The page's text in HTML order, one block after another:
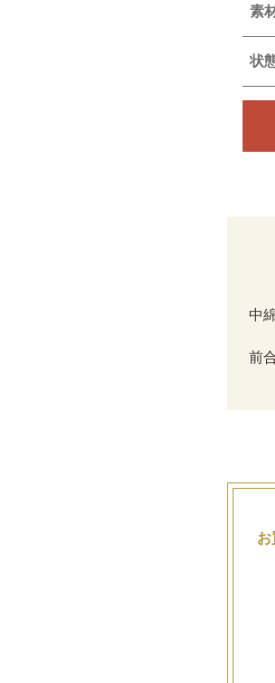
素
状
中
前
お